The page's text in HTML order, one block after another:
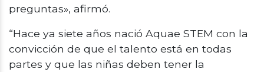
preguntas», afirmó.
“Hace ya siete años nació Aquae STEM con la
convicción de que el talento está en todas
partes y que las niñas deben tener la